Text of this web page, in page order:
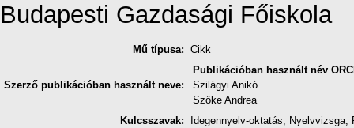
Budapesti Gazdasági Főiskola
Mű típusa: Cikk
Szerző publikációban használt neve:
Publikációban használt név
Szilágyi Anikó
Szőke Andrea
Kulcsszavak:
Idegennyelv-oktatás, Nyelvvizsga,